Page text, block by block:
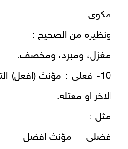
مكوى
ونظيره من الصحيح :
مغزل، ومبرد، ومخصف.
10- فعلى : مؤنث (افعل)
الاخر او معتله.
مثل :
فضلى مؤنث افضل